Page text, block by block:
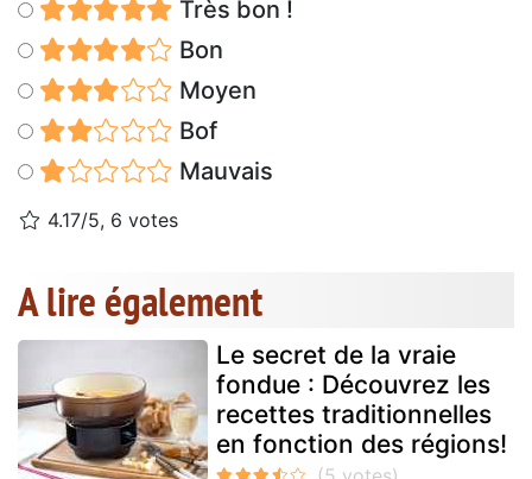
Très bon !
Bon
Moyen
Bof
Mauvais
4.17/5, 6 votes
A lire également
Le secret de la vraie
fondue : Découvrez les
recettes traditionnelles
en fonction des régions!